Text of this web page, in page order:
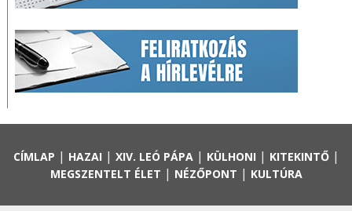
CÍMLAP | HAZAI | XIV. LEÓ PÁPA| KÜLHONI | KITEKINTŐ|
MEGSZENTELT ÉLET | NÉZŐPONT | KULTÚRA